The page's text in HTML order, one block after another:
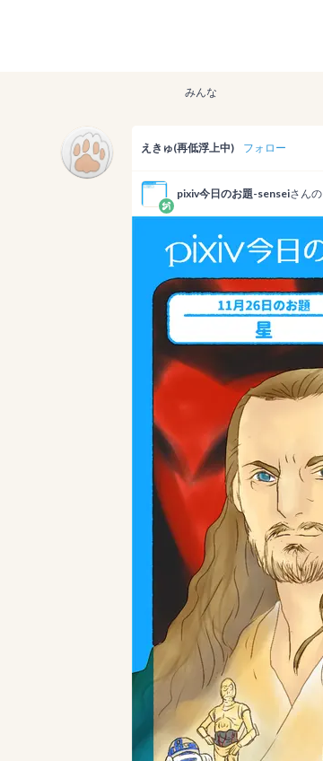
プ
pixiv
みんな
えきゅ(再低浮上中) フォロー
pixiv今日のお題-senseiさん